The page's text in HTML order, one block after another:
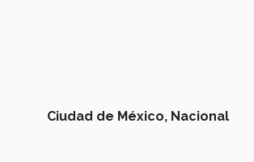
Ciudad de México, Nacional